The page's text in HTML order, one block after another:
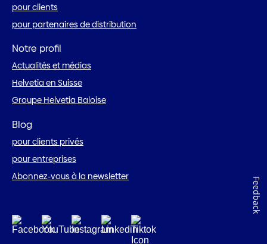
pour clients
pour partenaires de distribution
Notre profil
Actualités et médias
Helvetia en Suisse
Groupe Helvetia Baloise
Blog
pour clients privés
pour entreprises
Abonnez-vous à la newsletter
Feedback